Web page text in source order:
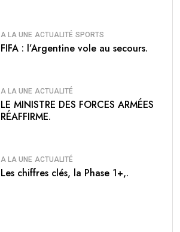
A LA UNE ACTUALITÉ SPORTS
FIFA : l’Argentine vole au secours.
A LA UNE ACTUALITÉ
LE MINISTRE DES FORCES ARMÉES
RÉAFFIRME.
A LA UNE ACTUALITÉ
Les chiffres clés, la Phase 1+,.